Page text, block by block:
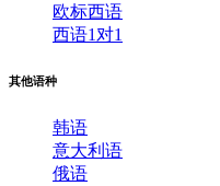
欧标西语
西语1对1
其他语种
韩语
意大利语
俄语